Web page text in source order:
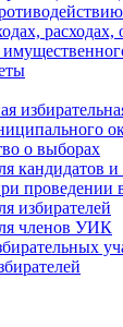
о выборах
кандидатов и
проведении
избирателей
членов УИК